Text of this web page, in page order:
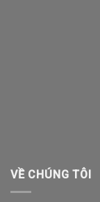
VỀ CHÚNG TÔI